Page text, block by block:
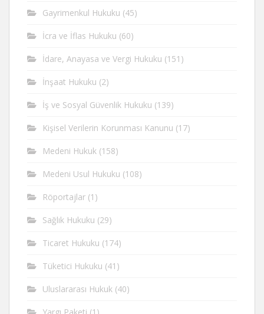
Gayrimenkul Hukuku (45)
İcra ve İflas Hukuku (60)
İdare, Anayasa ve Vergi Hukuku (151)
İnşaat Hukuku (2)
İş ve Sosyal Güvenlik Hukuku (139)
Kişisel Verilerin Korunması Kanunu (17)
Medeni Hukuk (158)
Medeni Usul Hukuku (108)
Röportajlar (1)
Sağlık Hukuku (29)
Ticaret Hukuku (174)
Tüketici Hukuku (41)
Uluslararası Hukuk (40)